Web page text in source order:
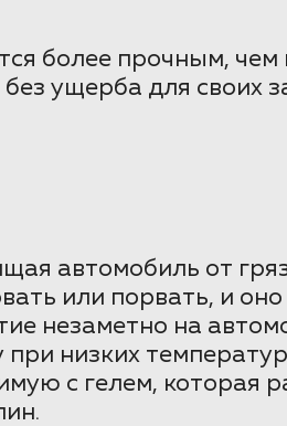
более прочным,
ущерба для своих
автомобиль от
или порвать, и
незаметно на
низких
с гелем, которая